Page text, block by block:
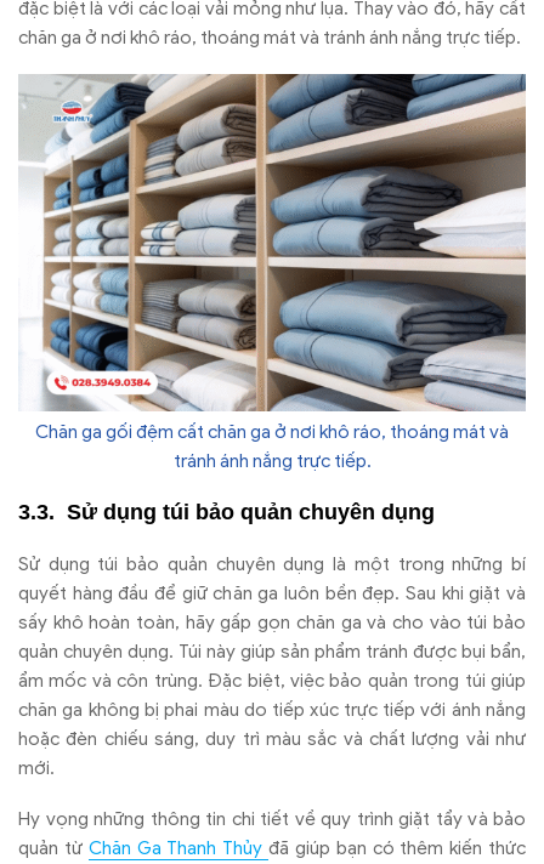
đặc biệt là với các loại vải mỏng như lụa. Thay vào đó, hãy cất
chăn ga ở nơi khô ráo, thoáng mát và tránh ánh nắng trực tiếp.
Chăn ga gối đệm cất chăn ga ở nơi khô ráo, thoáng mát và
tránh ánh nắng trực tiếp.
Sử dụng túi bảo quản chuyên d ụng
Sử dụng túi bảo quản chuyên dụng là một trong những bí
quyết hàngđầuđể giữ chăn ga luôn bềnđẹp. Sau khi giặt và
sấy khô hoàn toàn, hãy gấp gọn chăn ga và cho vào túi bảo
quản chuyên dụng. Túi này giúp sản phẩm tránh được bụi bẩn,
ẩm mốc và côn trùng. Đặc biệt, việc bảo quản trong túi giúp
chăn ga không bị phai màu do tiếp xúc trực tiếp với ánh nắng
hoặcđèn chiếu sáng, duy trì màu sắc và chất lượng vải như
mới.
Hy vọng những thông tin chi tiết về quy trình giặt tẩy và bảo
quản từ Chăn Ga Thanh Thủyđã giúp bạn có thêm kiến thức